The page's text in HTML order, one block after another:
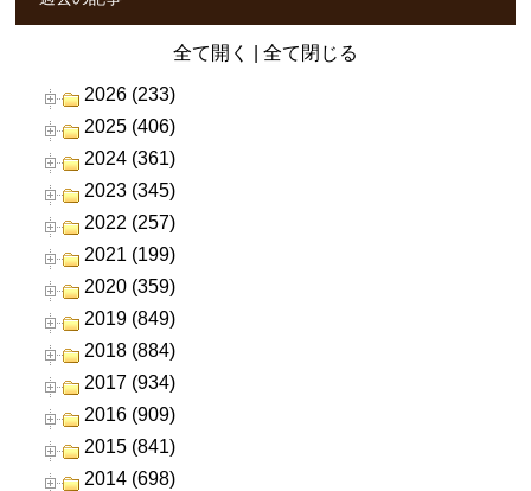
全て開く 全て閉じる
2026 (233)
2025 (406)
2024 (361)
2023 (345)
2022 (257)
2021 (199)
2020 (359)
2019 (849)
2018 (884)
2017 (934)
2016 (909)
2015 (841)
2014 (698)